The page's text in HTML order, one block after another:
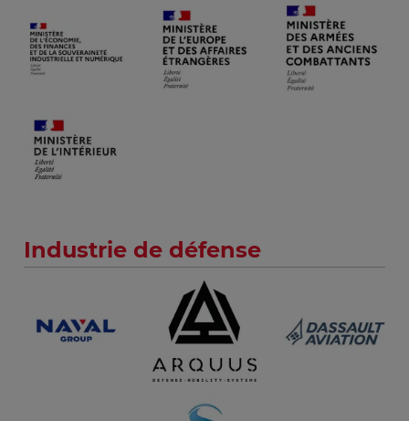
Industrie de défense